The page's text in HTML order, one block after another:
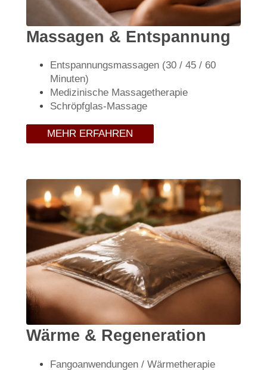
Massagen & Entspannung
Entspannungsmassagen (30 / 45 / 60
Minuten)
Medizinische Massagetherapie
Schröpfglas-Massage
MEHR ERFAHREN
Wärme & Regeneration
Fangoanwendungen / Wärmetherapie